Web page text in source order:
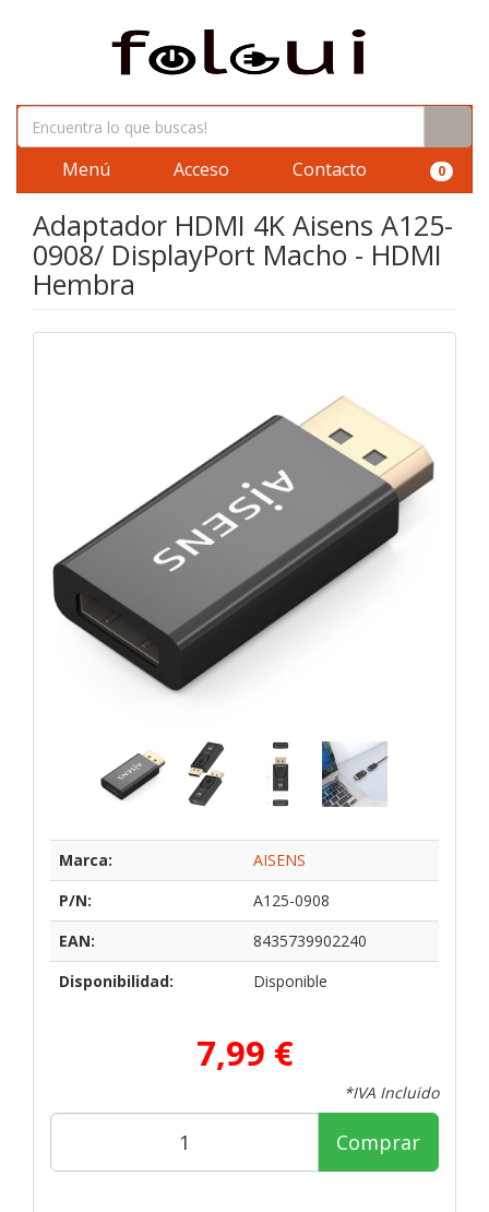
Menú Acceso Contacto 0
Adaptador HDMI 4K Aisens A125-
0908/ DisplayPort Macho - HDMI
Hembra
Marca:
AISENS
P/N:
A125-0908
EAN:
8435739902240
Disponibilidad:
Disponible
7,99 €
*IVA Incluido
Comprar